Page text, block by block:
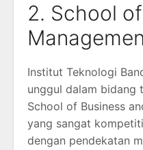
2. School
Institut Teknologi
unggul dalam bidang
School of Business
yang sangat
dengan pendekatan